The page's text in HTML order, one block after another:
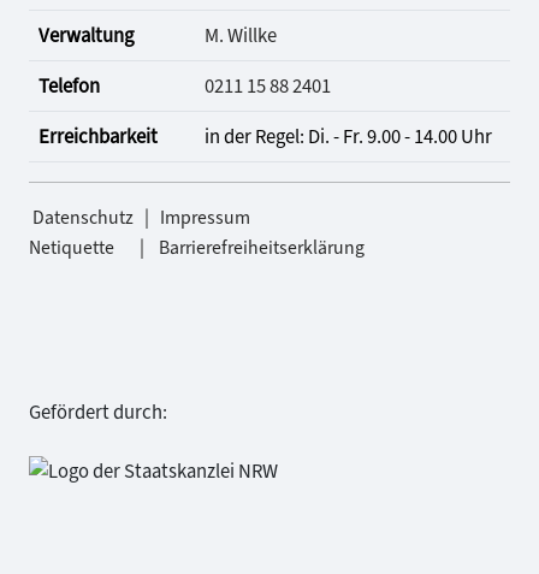
Verwaltung
M. Willke
Telefon
0211 15 88 2401
Erreichbarkeit
in der Regel: Di. - Fr. 9.00 - 14.00 Uhr
Datenschutz | Impressum
Netiquette
| Barrierefreiheitserklärung
Gefördert durch: